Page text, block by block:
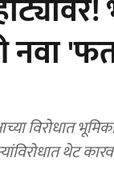
नवा
विरोधात
थेट